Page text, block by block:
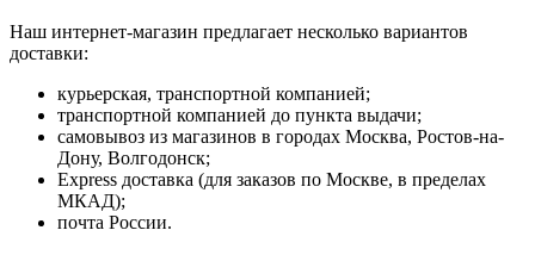
Наш интернет-магазин предлагает несколько вариантов
доставки:
курьерская, транспортной компанией;
транспортной компанией до пункта выдачи;
самовывоз из магазинов в городах Москва, Ростов-на-
Дону, Волгодонск;
Express доставка (для заказов по Москве, в пределах
МКАД);
почта России.